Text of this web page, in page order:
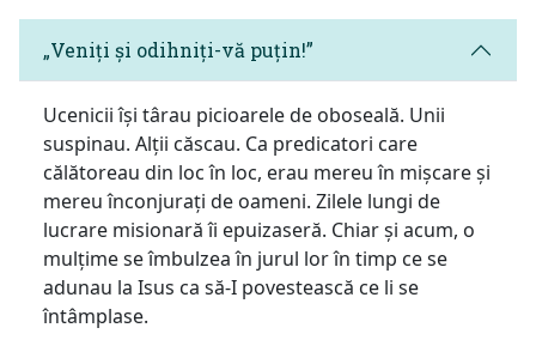
„Veniți și odihniți-vă puțin!”
Ucenicii își târau picioarele de oboseală. Unii
suspinau. Alții căscau. Ca predicatori care
călătoreau din loc în loc, erau mereu în mișcare și
mereu înconjurați de oameni. Zilele lungi de
lucrare misionară îi epuizaseră. Chiar și acum, o
mulțime se îmbulzea în jurul lor în timp ce se
adunau la Isus ca să-I povestească ce li se
întâmplase.